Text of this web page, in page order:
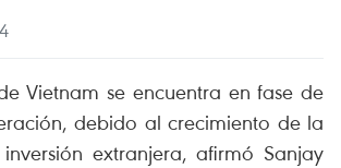
Vietnam se encuentra en fase de
debido al crecimiento de la
extranjera, afirmó Sanjay